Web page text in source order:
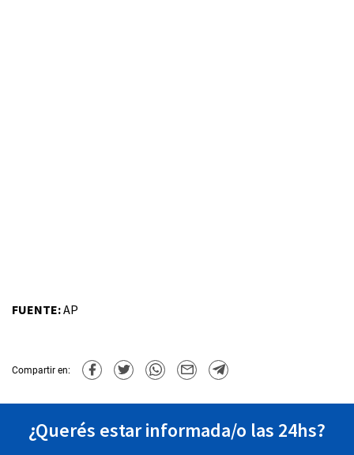
FUENTE:AP
Compartir en:
¿Querés estar informada/o las 24hs?